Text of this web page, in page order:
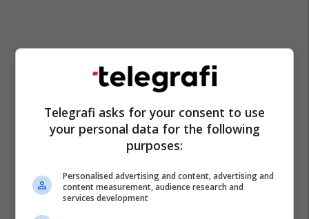
Telegrafi asks for your consent to use
your personal data for the following
purposes:
Personalised advertising and content, advertising and
content measurement, audience research and
services development